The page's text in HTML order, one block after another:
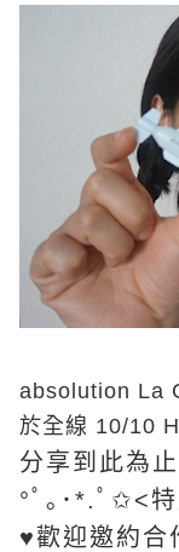
absolution La
於全線 10/10
分享到此為
°ﾟ｡･*.ﾟ✩˂
♥歡迎邀約